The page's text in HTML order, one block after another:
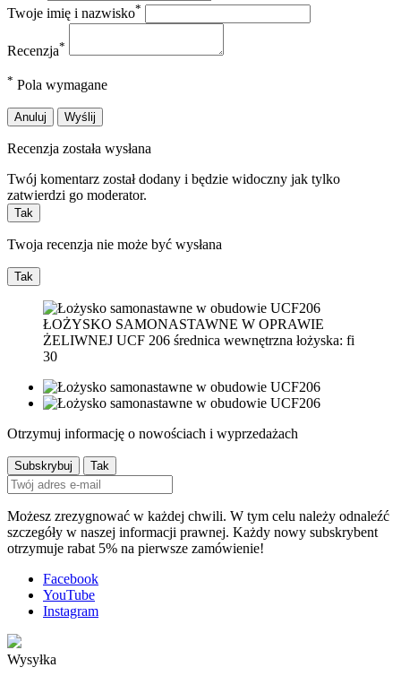
Twoje imię i nazwisko*
Recenzja*
* Pola wymagane
Anuluj Wyślij
Recenzja została wysłana
Twój komentarz został dodany i będzie widoczny jak tylko
zatwierdzi go moderator.
Tak
Twoja recenzja nie może być wysłana
Tak
ŁOŻYSKO SAMONASTAWNE W OPRAWIE
ŻELIWNEJ UCF 206 średnica wewnętrzna łożyska: fi
30
Otrzymuj informację o nowościach i wyprzedażach
Możesz zrezygnować w każdej chwili. W tym celu należy odnaleźć
szczegóły w naszej informacji prawnej. Każdy nowy subskrybent
otrzymuje rabat 5% na pierwsze zamówienie!
Facebook
YouTube
Instagram
Wysyłka